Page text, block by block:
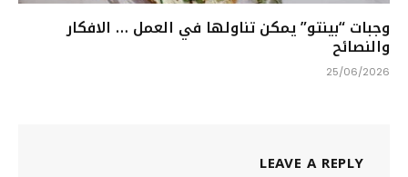
وجبات “بينتو” يمكن تناولها في العمل … الافكار
والنصائح
25/06/2026
LEAVE A REPLY